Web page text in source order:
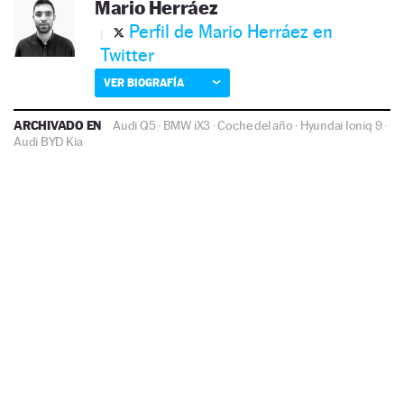
Mario Herráez
Perfil de Mario Herráez en
Twitter
VER BIOGRAFÍA
ARCHIVADO EN Audi Q5· BMW iX3 ·Coche del año · Hyundai Ioniq 9·
Audi BYD Kia